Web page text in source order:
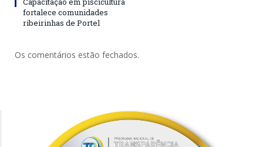
fortalece comunidades
ribeirinhas de Portel
Os comentários estão fechados.